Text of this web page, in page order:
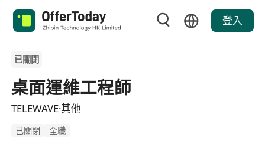
登入
已關閉
桌面運維工程師
TELEWAVE·其他
已關閉 全職